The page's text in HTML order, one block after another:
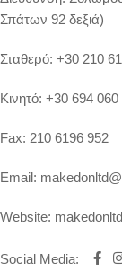
Σπάτων 92 δεξιά)
Σταθερό: +30 210
Κινητό: +30 694 060
Fax: 210 6196 952
Email:
Website:
Social Media: